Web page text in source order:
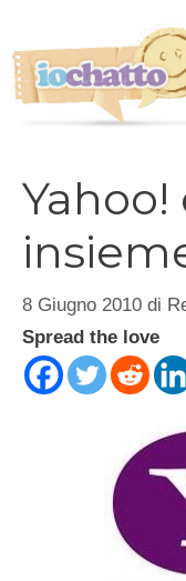
contenuto
8 Giugno 2010 di
Spread the love